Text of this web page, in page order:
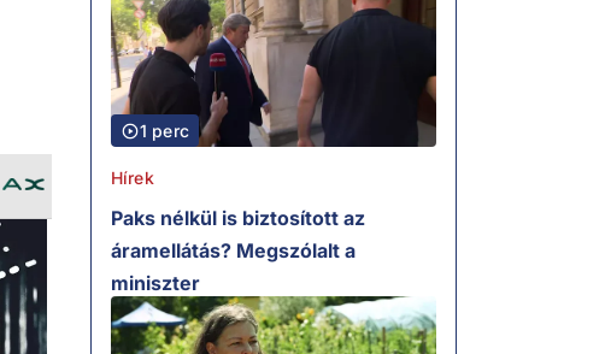
1 perc
Hírek
Paks nélkül is biztosított az
áramellátás? Megszólalt a
miniszter